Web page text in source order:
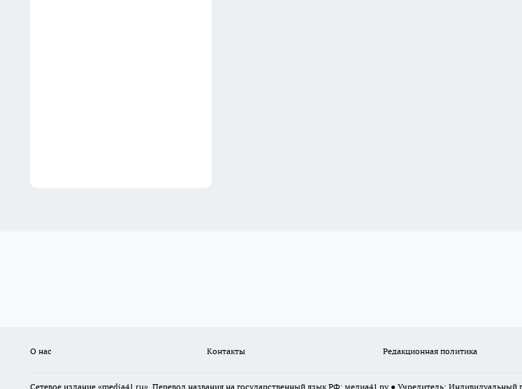
О нас Контакты Редакционная политика
Сетевое издание «media41.ru». Перевод названия на государственный язык РФ: медиа41.ру ● Учредитель: